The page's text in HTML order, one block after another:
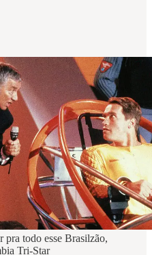
pra todo esse Brasilzão,
Tri-Star